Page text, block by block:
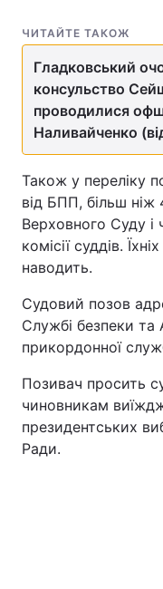
ЧИТАЙТЕ ТАКОЖ
Гладковський
консульство
проводилися
Наливайченко
Також у переліку
від БПП, більш ніж
Верховного Суду і
комісії суддів.
наводить.
Судовий позов
Службі безпеки та
прикордонної
Позивач просить
чиновникам
президентських
Ради.